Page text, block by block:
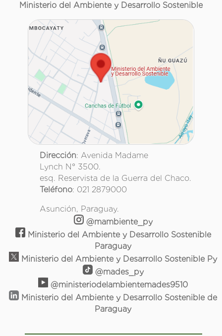
Ministerio del Ambiente y Desarrollo Sostenible
Dirección: Avenida Madame
Lynch N° 3500.
esq. Reservista de la Guerra del Chaco.
Teléfono: 021 2879000
Asunción, Paraguay.
@mambiente_py
Ministerio del Ambiente y Desarrollo Sostenible
Paraguay
Ministerio del Ambiente y Desarrollo Sostenible Py
@mades_py
@ministeriodelambientemades9510
Ministerio del Ambiente y Desarrollo Sostenible de
Paraguay